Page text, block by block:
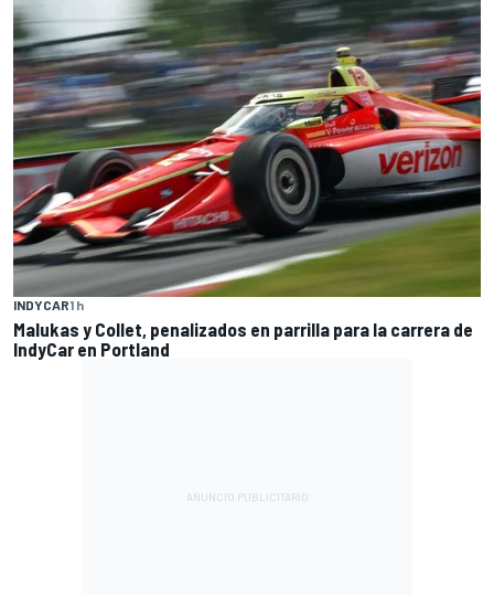
INDYCAR1 h
Malukas y Collet, penalizados en parrilla para la carrera de
IndyCar en Portland